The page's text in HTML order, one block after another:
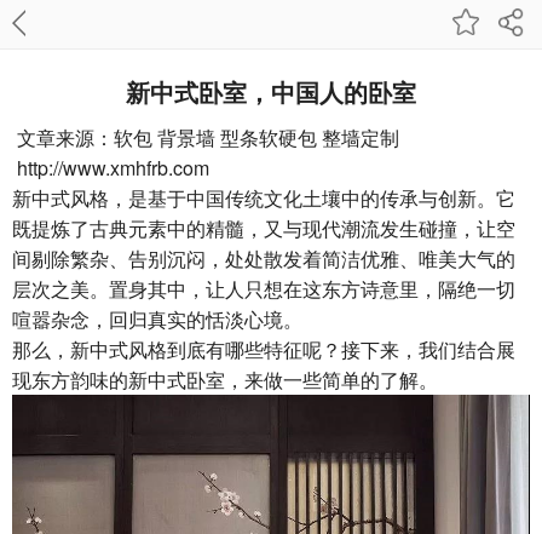
新中式卧室，中国人的卧室
文章来源：软包 背景墙 型条软硬包 整墙定制
http://www.xmhfrb.com
新中式风格，是基于中国传统文化土壤中的传承与创新。它
既提炼了古典元素中的精髓，又与现代潮流发生碰撞，让空
间剔除繁杂、告别沉闷，处处散发着简洁优雅、唯美大气的
层次之美。置身其中，让人只想在这东方诗意里，隔绝一切
喧嚣杂念，回归真实的恬淡心境。
那么，新中式风格到底有哪些特征呢？接下来，我们结合展
现东方韵味的新中式卧室，来做一些简单的了解。